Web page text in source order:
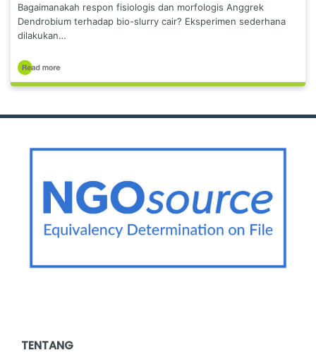
Bagaimanakah respon fisiologis dan morfologis Anggrek
Dendrobium terhadap bio-slurry cair? Eksperimen sederhana
dilakukan…
TENTANG